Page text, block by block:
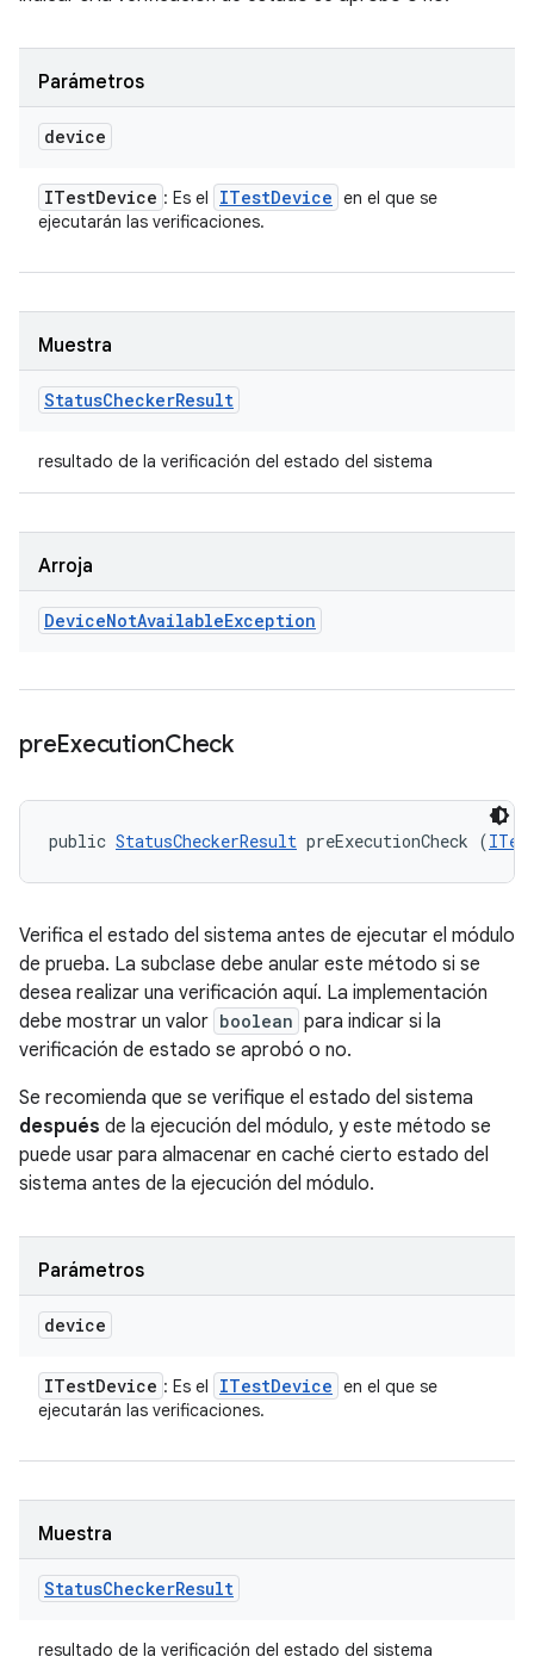
Parámetros
device
ITestDevice : Es el ITestDevice en el que se
ejecutarán las verificaciones.
Muestra
StatusCheckerResult
resultado de la verificación del estado del sistema
Arroja
DeviceNotAvailableException
preExecutionCheck
public StatusCheckerResult preExecutionCheck (
Verifica el estado del sistema antes de ejecutar el módulo
de prueba. La subclase debe anular este método si se
desea realizar una verificación aquí. La implementación
debe mostrar un valor boolean para indicar si la
verificación de estado se aprobó o no.
Se recomienda que se verifique el estado del sistema
después de la ejecución del módulo, y este método se
puede usar para almacenar en caché cierto estado del
sistema antes de la ejecución del módulo.
Parámetros
device
ITestDevice : Es el ITestDevice en el que se
ejecutarán las verificaciones.
Muestra
StatusCheckerResult
resultado de la verificación del estado del sistema